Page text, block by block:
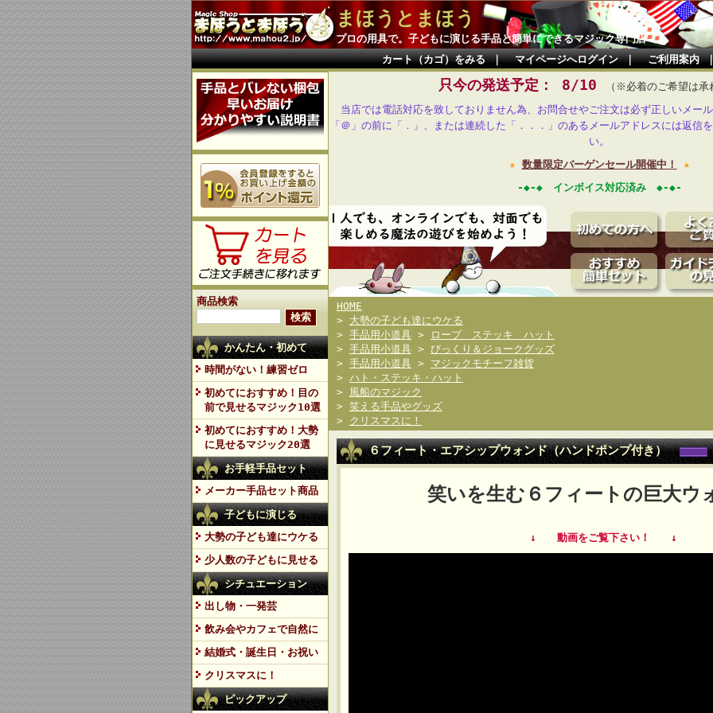
まほうとまほう
プロの用具で。子どもに演じる手品と簡単にできるマジック専門店
カート（カゴ）をみる｜ マイページへログイン｜ ご利用案内
商品検索
かんたん・初めて
時間がない！練習ゼロ
初めてにおすすめ！目の
前で見せるマジック10選
初めてにおすすめ！大勢
に見せるマジック20選
お手軽手品セット
メーカー手品セット商品
子どもに演じる
大勢の子ども達にウケる
少人数の子どもに見せる
シチュエーション
出し物・一発芸
飲み会やカフェで自然に
結婚式・誕生日・お祝い
クリスマスに！
ピックアップ
只今の発送予定： 8/10
（※必着のご希望は承
当店では電話対応を致しておりません為、お問合せやご注文は必ず正しいメー
「＠」の前に「．」、または連続した「．．．」のあるメールアドレスには返信
い。
★ 数量限定バーゲンセール開催中！
★
-◆-◆ インボイス対応済み ◆-◆-
HOME
> 大勢の子ども達にウケる
> 手品用小道具 >
ロープ ステッキ ハット
> 手品用小道具 > びっくり＆ジョークグッズ
> 手品用小道具 > マジックモチーフ雑貨
> ハト・ステッキ・ハット
> 風船のマジック
> 笑える手品やグッズ
> クリスマスに！
６フィート・エアシップウォンド（ハンドポンプ付き）
笑いを生む６フィートの巨大ウ
↓ 動画をご覧下さい！ ↓